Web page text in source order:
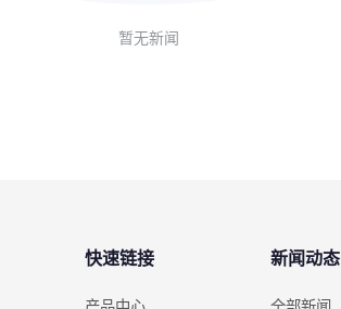
暂无新闻
快速链接 新闻动态